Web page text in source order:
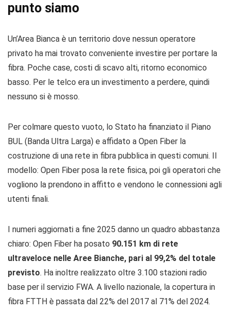
punto siamo
Un’Area Bianca è un territorio dove nessun operatore
privato ha mai trovato conveniente investire per portare la
fibra. Poche case, costi di scavo alti, ritorno economico
basso. Per le telco era un investimento a perdere, quindi
nessuno si è mosso.
Per colmare questo vuoto, lo Stato ha finanziato il Piano
BUL (Banda Ultra Larga) e affidato a Open Fiber la
costruzione di una rete in fibra pubblica in questi comuni. Il
modello: Open Fiber posa la rete fisica, poi gli operatori che
vogliono la prendono in affitto e vendono le connessioni agli
utenti finali.
I numeri aggiornati a fine 2025 danno un quadro abbastanza
chiaro: Open Fiber ha posato 90.151 km di rete
ultraveloce nelle Aree Bianche, pari al 99,2% del totale
previsto. Ha inoltre realizzato oltre 3.100 stazioni radio
base per il servizio FWA. A livello nazionale, la copertura in
fibra FTTH è passata dal 22% del 2017 al 71% del 2024.